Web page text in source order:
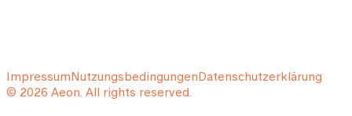
ImpressumNutzungsbedingungenDatenschutzerklärung
© 2026 Aeon. All rights reserved.